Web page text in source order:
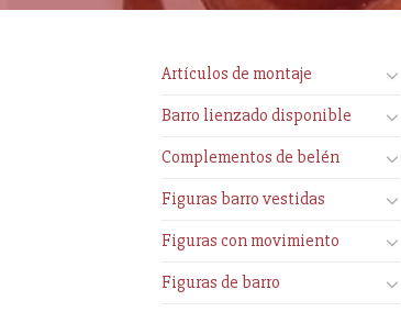
Artículos de montaje
Barro lienzado disponible
Complementos de belén
Figuras barro vestidas
Figuras con movimiento
Figuras de barro